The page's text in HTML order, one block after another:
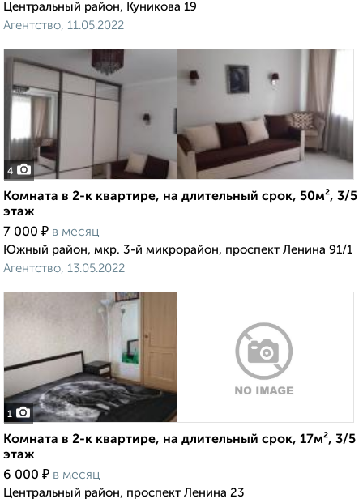
Центральный район, Куникова 19
Агентство, 11.05.2022
4
Комната в 2-к квартире, на длительный срок, 50м², 3/5
этаж
7 000 ₽ в месяц
Южный район, мкр. 3-й микрорайон, проспект Ленина 91/1
Агентство, 13.05.2022
1
Комната в 2-к квартире, на длительный срок, 17м², 3/5
этаж
6 000 ₽ в месяц
Центральный район, проспект Ленина 23